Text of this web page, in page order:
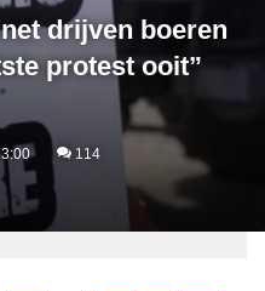
drijven boeren
protest ooit”
114